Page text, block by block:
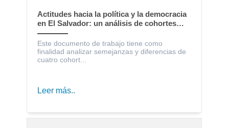
Actitudes hacia la política y la democracia
en El Salvador: un análisis de cohortes
generacionales
Este documento de trabajo tiene como
finalidad analizar semejanzas y diferencias de
cuatro cohort...
Leer más..